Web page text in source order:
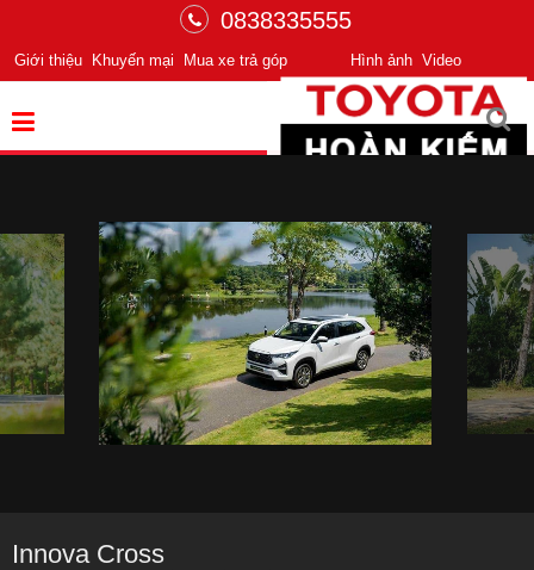
0838335555
Hình ảnh Video
Giới thiệu Khuyến mại Mua xe trả góp
Innova Cross